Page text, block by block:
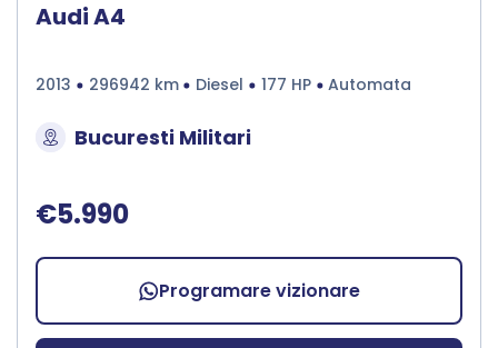
Audi A4
2013 296942 km Diesel 177 HP Automata
Bucuresti Militari
€5.990
Programare vizionare